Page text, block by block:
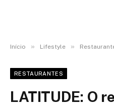
Início » Lifestyle »
RESTAURANTES
LATITUDE: O